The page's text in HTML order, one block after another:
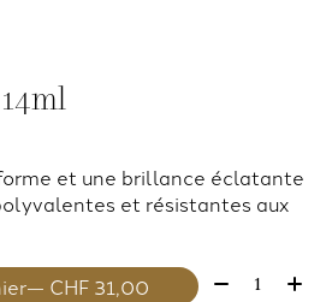
et une brillance éclatante
et résistantes aux
— CHF 31,00 Quantité: